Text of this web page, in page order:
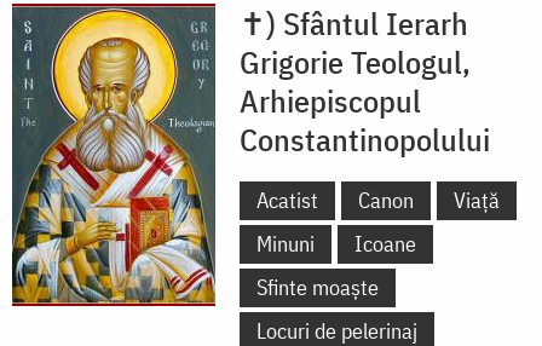
✝) Sfântul Ierarh
Grigorie Teologul,
Arhiepiscopul
Constantinopolului
Acatist Canon
Viață
Minuni
Icoane
Sfinte moaște
Locuri de pelerinaj